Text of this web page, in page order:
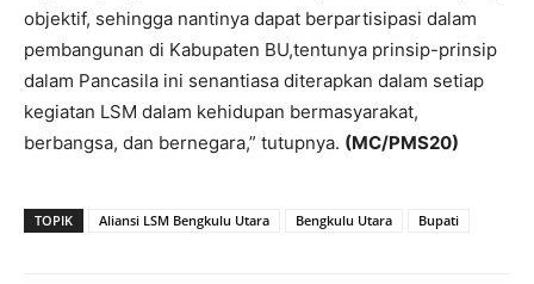
objektif, sehingga nantinya dapat berpartisipasi dalam
pembangunan di Kabupaten BU,tentunya prinsip-prinsip
dalam Pancasila ini senantiasa diterapkan dalam setiap
kegiatan LSM dalam kehidupan bermasyarakat,
berbangsa, dan bernegara,” tutupnya. (MC/PMS20)
TOPIK Aliansi LSM Bengkulu Utara Bengkulu Utara Bupati